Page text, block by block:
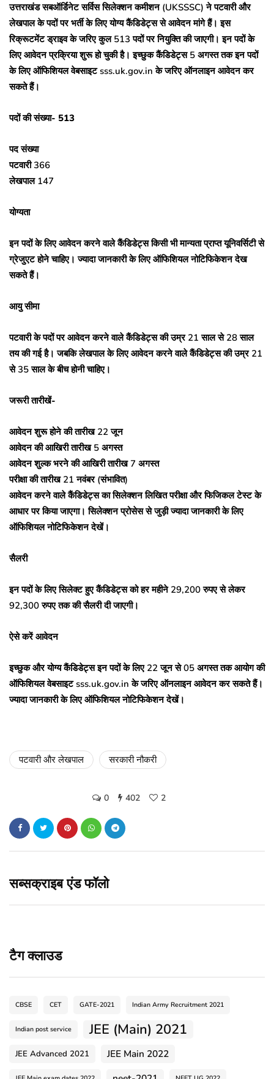
उत्तराखंड सबऑर्डिनेट सर्विस सिलेक्शन कमीशन (UKSSSC) ने पटवारी और
लेखपाल के पदों पर भर्ती के लिए योग्य कैंडिडेट्स से आवेदन मांगे हैं। इस
रिक्रूटमेंट ड्राइव के जरिए कुल 513 पदों पर नियुक्ति की जाएगी। इन पदों के
लिए आवेदन प्रक्रिया शुरू हो चुकी है। इच्छुक कैंडिडेट्स 5 अगस्त तक इन पदों
के लिए ऑफिशियल वेबसाइट sss.uk.gov.in के जरिए ऑनलाइन आवेदन कर
सकते हैं।
पदों की संख्या- 513
पद संख्या
पटवारी 366
लेखपाल 147
योग्यता
इन पदों के लिए आवेदन करने वाले कैंडिडेट्स किसी भी मान्यता प्राप्त यूनिवर्सिटी से
ग्रेजुएट होने चाहिए। ज्यादा जानकारी के लिए ऑफिशियल नोटिफिकेशन देख
सकते हैं।
आयु सीमा
पटवारी के पदों पर आवेदन करने वाले कैंडिडेट्स की उम्र 21 साल से 28 साल
तय की गई है। जबकि लेखपाल के लिए आवेदन करने वाले कैंडिडेट्स की उम्र 21
से 35 साल के बीच होनी चाहिए।
जरूरी तारीखें-
आवेदन शुरू होने की तारीख 22 जून
आवेदन की आखिरी तारीख 5 अगस्त
आवेदन शुल्क भरने की आखिरी तारीख 7 अगस्त
परीक्षा की तारीख 21 नवंबर (संभावित)
आवेदन करने वाले कैंडिडेट्स का सिलेक्शन लिखित परीक्षा और फिजिकल टेस्ट के
आधार पर किया जाएगा। सिलेक्शन प्रोसेस से जुड़ी ज्यादा जानकारी के लिए
ऑफिशियल नोटिफिकेशन देखें।
सैलरी
इन पदों के लिए सिलेक्ट हुए कैंडिडेट्स को हर महीने 29,200 रुपए से लेकर
92,300 रुपए तक की सैलरी दी जाएगी।
ऐसे करें आवेदन
इच्छुक और योग्य कैंडिडेट्स इन पदों के लिए 22 जून से 05 अगस्त तक आयोग की
ऑफिशियल वेबसाइट sss.uk.gov.in के जरिए ऑनलाइन आवेदन कर सकते हैं।
ज्यादा जानकारी के लिए ऑफिशियल नोटिफिकेशन देखें।
पटवारी और लेखपाल सरकारी नौकरी
0 402 2
सब्सक्राइब एंड फॉलो
टैग क्लाउड
CBSE CET GATE-2021 Indian Army Recruitment 2021
Indian post service JEE (Main) 2021
JEE Advanced 2021 JEE Main 2022